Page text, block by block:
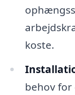
koste.
behov for